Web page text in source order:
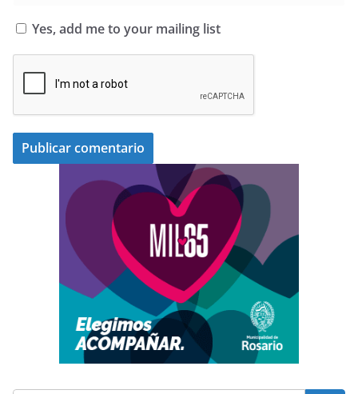
Yes, add me to your mailing list